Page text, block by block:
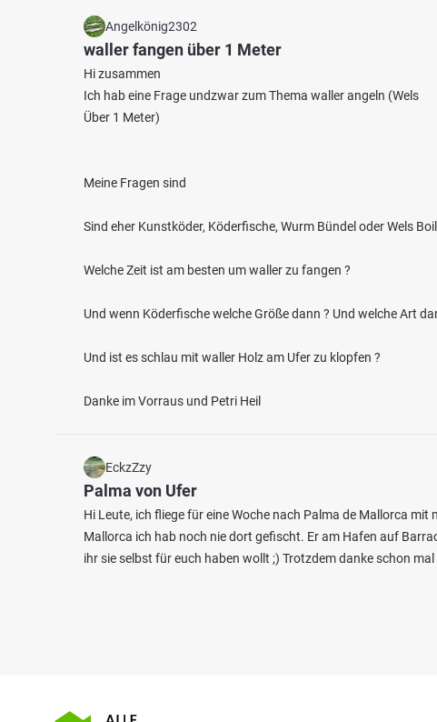
Angelkönig2302
waller fangen über 1 Meter
Hi zusammen
Ich hab eine Frage undzwar zum Thema waller angeln (Wels
Über 1 Meter)
Meine Fragen sind
Sind eher Kunstköder, Köderfische, Wurm Bündel oder Wels
Welche Zeit ist am besten um waller zu fangen ?
Und wenn Köderfische welche Größe dann ? Und welche Art
Und ist es schlau mit waller Holz am Ufer zu klopfen ?
Danke im Vorraus und Petri Heil
EckzZzy
Palma von Ufer
Hi Leute, ich fliege für eine Woche nach Palma de Mallorca
Mallorca ich hab noch nie dort gefischt. Er am Hafen auf
ihr sie selbst für euch haben wollt ;) Trotzdem danke schon